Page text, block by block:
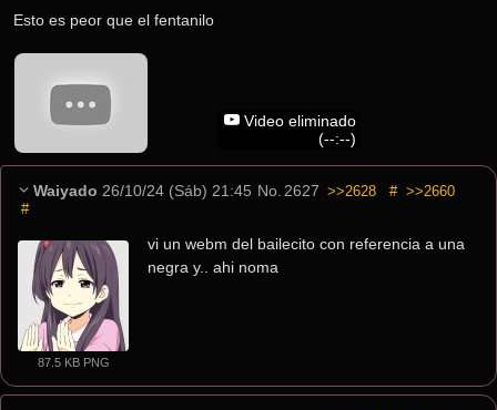
Esto es peor que el fentanilo
Video eliminado
(--:--)
Waiyado 26/10/24 (Sáb) 21:45 No. 2627 >>2628 # >>2660
#
87.5 KB PNG
vi un webm del bailecito con referencia a una
negra y.. ahi noma